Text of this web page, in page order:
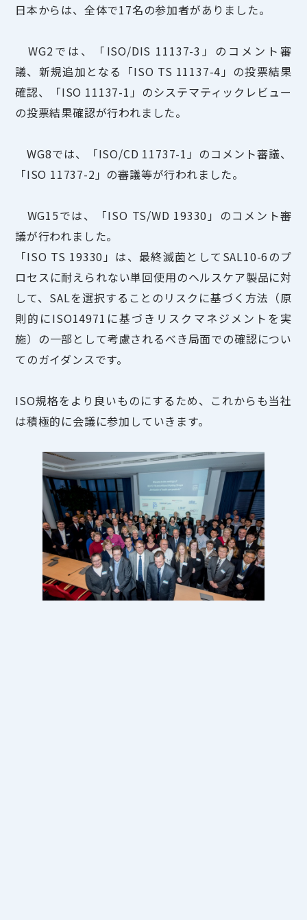
日本からは、全体で17名の参加者がありました。
WG2では、「ISO/DIS 11137-3」のコメント審
議、新規追加となる「ISO TS 11137-4」の投票結果
確認、「ISO 11137-1」のシステマティックレビュー
の投票結果確認が行われました。
WG8では、「ISO/CD 11737-1」のコメント審議、
「ISO 11737-2」の審議等が行われました。
WG15では、「ISO TS/WD 19330」のコメント審
議が行われました。
「ISO TS 19330」は、最終滅菌としてSAL10-6のプ
ロセスに耐えられない単回使用のヘルスケア製品に対
して、SALを選択することのリスクに基づく方法（原
則的にISO14971に基づきリスクマネジメントを実
施）の一部として考慮されるべき局面での確認につい
てのガイダンスです。
ISO規格をより良いものにするため、これからも当社
は積極的に会議に参加していきます。